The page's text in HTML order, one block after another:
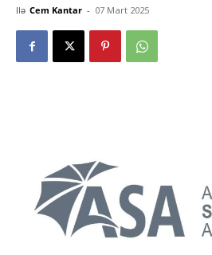
Ilə Cem Kantar - 07 Mart 2025